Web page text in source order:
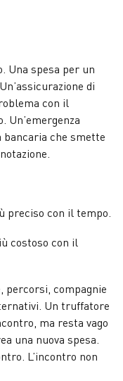
Una spesa per un
di
con il
Un’emergenza
che smette
preciso con il tempo.
costoso con il
percorsi, compagnie
Un truffatore
ma resta vago
una nuova spesa.
L’incontro non